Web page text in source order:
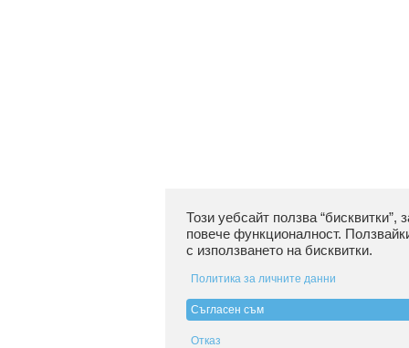
Този уебсайт ползва “бисквитки”,
повече функционалност.
с използването на бисквитки.
Политика за личните данни
Съгласен съм
Отказ